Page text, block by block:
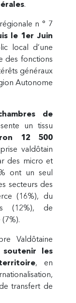
.
n ° 7
le 1er Juin
local d’une
des fonctions
généraux
Autonome
de
un tissu
12 500
valdôtain
des micro et
ont un seul
secteurs des
(16%), du
(12%), de
(7%).
Valdôtaine
les
, en
transfert de